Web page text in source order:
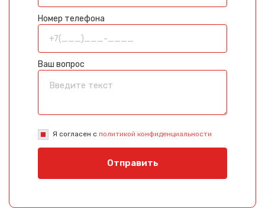
Номер телефона
Ваш вопрос
Я согласен с политикой конфиденциальности
Отправить